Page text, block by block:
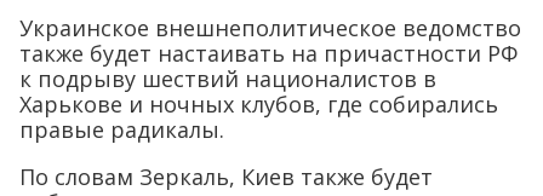
Украинское внешнеполитическое ведомство
также будет настаивать на причастности РФ
к подрыву шествий националистов в
Харькове и ночных клубов, где собирались
правые радикалы.
По словам Зеркаль, Киев также будет